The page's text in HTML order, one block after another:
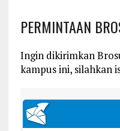
PERMINTAAN
Ingin dikirimkan
kampus ini, silahkan